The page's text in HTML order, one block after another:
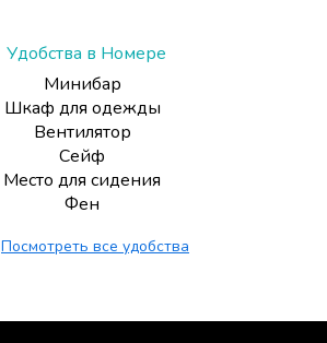
Удобства в Номере
Минибар
Шкаф для одежды
Вентилятор
Сейф
Место для сидения
Фен
Посмотреть все удобства